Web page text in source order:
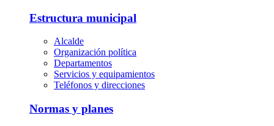
Estructura municipal
Alcalde
Organización política
Departamentos
Servicios y equipamientos
Teléfonos y direcciones
Normas y planes